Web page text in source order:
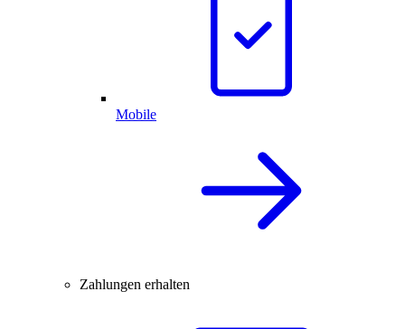
Mobile
Zahlungen erhalten